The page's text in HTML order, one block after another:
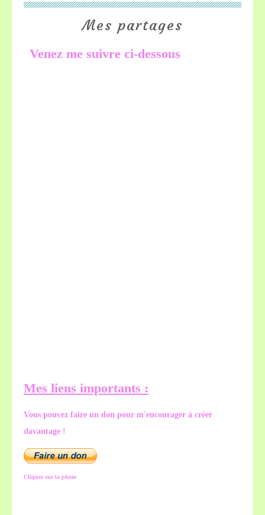
Mes partages
Venez me suivre ci-dessous
Mes liens importants :
Vous pouvez faire un don pour m'encourager à créer
davantage !
Cliquez sur la photo